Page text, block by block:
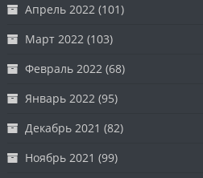
Апрель 2022 (101)
Март 2022 (103)
Февраль 2022 (68)
Январь 2022 (95)
Декабрь 2021 (82)
Ноябрь 2021 (99)